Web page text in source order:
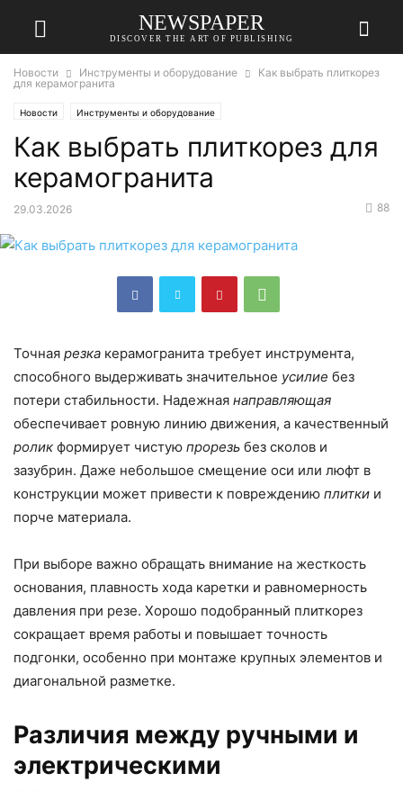
NEWSPAPER
DISCOVER THE ART OF PUBLISHING
Новости Инструменты и оборудование
Как выбрать плиткорез
для керамогранита
Новости Инструменты и оборудование
Как выбрать плиткорез для
керамогранита
29.03.2026 88
Точная резка керамогранита требует инструмента,
способного выдерживать значительное усилие без
потери стабильности. Надежная направляющая
обеспечивает ровную линию движения, а качественный
ролик формирует чистую прорезь без сколов и
зазубрин. Даже небольшое смещение оси или люфт в
конструкции может привести к повреждению плитки и
порче материала.
При выборе важно обращать внимание на жесткость
основания, плавность хода каретки и равномерность
давления при резе. Хорошо подобранный плиткорез
сокращает время работы и повышает точность
подгонки, особенно при монтаже крупных элементов и
диагональной разметке.
Различия между ручными и
электрическими